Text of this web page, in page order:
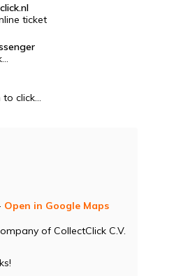
ticket
click...
Open in Google Maps
of CollectClick C.V.